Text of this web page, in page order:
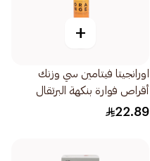
+
اورانجيتا فيتامين سي وزنك
أقراص فوارة بنكهة البرتقال
20قرص
22.89